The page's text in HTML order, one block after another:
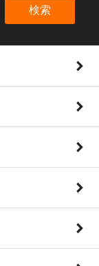
検索